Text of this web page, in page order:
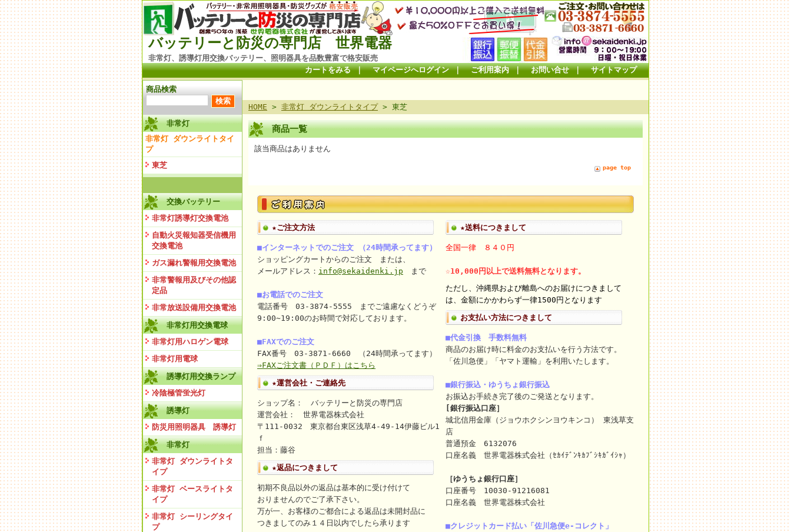
バッテリーと防災の専門店 世界電器
非常灯、誘導灯用交換バッテリー、照明器具を品数豊富で格安販売
カートをみる｜ マイページへログイン｜ ご利用案内｜ お問い合せ｜ サイトマップ
商品検索
非常灯
非常灯 ダウンライトタイ
プ
東芝
交換バッテリー
非常灯誘導灯交換電池
自動火災報知器受信機用
交換電池
ガス漏れ警報用交換電池
非常警報用及びその他認
定品
非常放送設備用交換電池
非常灯用交換電球
非常灯用ハロゲン電球
非常灯用電球
誘導灯用交換ランプ
冷陰極管蛍光灯
誘導灯
防災用照明器具 誘導灯
非常灯
非常灯 ダウンライトタ
イプ
非常灯 ベースライトタ
イプ
非常灯 シーリングタイ
プ
HOME > 非常灯 ダウンライトタイプ> 東芝
商品一覧
該当商品はありません
page top
★ご注文方法
■インターネットでのご注文 （24時間承ってます）
ショッピングカートからのご注文 または、
メールアドレス： info@sekaidenki.jp まで
■お電話でのご注文
電話番号 03-3874-5555 までご遠慮なくどうぞ
9:00~19:00のお時間で対応しております。
■FAXでのご注文
FAX番号 03-3871-6660 （24時間承ってます）
⇒FAXご注文書（ＰＤＦ）はこちら
★運営会社・ご連絡先
ショップ名： バッテリーと防災の専門店
運営会社： 世界電器株式会社
〒111-0032 東京都台東区浅草4-49-14伊藤ビル1
ｆ
担当：藤谷
★返品につきまして
初期不良品以外の返品は基本的に受け付けて
おりませんのでご了承下さい。
万が一、お客様のご都合による返品は未開封品に
つきましてのみ１４日以内でしたら承ります
★送料につきまして
全国一律 ８４０円
☆10,000円以上で送料無料となります。
ただし、沖縄県および離島へのお届けにつきまして
は、金額にかかわらず一律1500円となります
お支払い方法につきまして
■代金引換 手数料無料
商品のお届け時に料金のお支払いを行う方法です。
「佐川急便」「ヤマト運輸」を利用いたします。
■銀行振込・ゆうちょ銀行振込
お振込お手続き完了後のご発送となります。
[銀行振込口座］
城北信用金庫（ジョウホクシンヨウキンコ） 東浅草支
店
普通預金 6132076
口座名義 世界電器株式会社（ｾｶｲﾃﾞﾝｷｶﾌﾞｼｷｶﾞｲｼｬ）
［ゆうちょ銀行口座］
口座番号 10030-91216081
口座名義 世界電器株式会社
■クレジットカード払い「佐川急便e-コレクト」